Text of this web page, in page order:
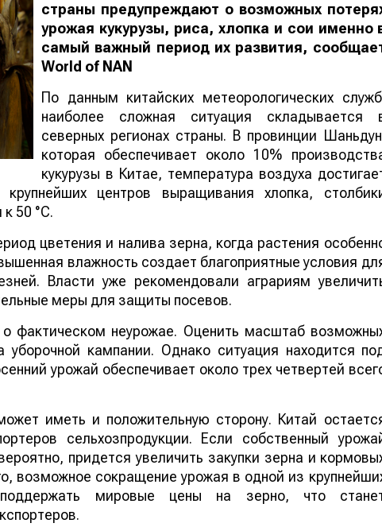
страны предупреждают о возможных
урожая кукурузы, риса, хлопка и сои именно
самый важный период их развития,
World of NAN
По данным китайских метеорологических
наиболее сложная ситуация складывается
северных регионах страны. В провинции
которая обеспечивает около 10%
кукурузы в Китае, температура воздуха
центров выращивания хлопка,
50 °C.
цветения и налива зерна, когда растения
влажность создает благоприятные условия
Власти уже рекомендовали аграриям
меры для защиты посевов.
фактическом неурожае. Оценить масштаб
уборочной кампании. Однако ситуация находится
урожай обеспечивает около трех четвертей
иметь и положительную сторону. Китай
сельхозпродукции. Если собственный
придется увеличить закупки зерна и
возможное сокращение урожая в одной из
мировые цены на зерно, что